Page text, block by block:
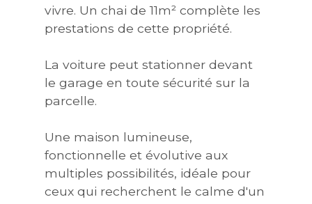
vivre. Un chai de 11m² complète les
prestations de cette propriété.
La voiture peut stationner devant
le garage en toute sécurité sur la
parcelle.
Une maison lumineuse,
fonctionnelle et évolutive aux
multiples possibilités, idéale pour
ceux qui recherchent le calme d'un